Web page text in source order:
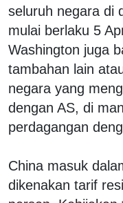
seluruh negara di
mulai berlaku 5
Washington juga
tambahan lain
negara yang
dengan AS, di
perdagangan
China masuk
dikenakan tarif